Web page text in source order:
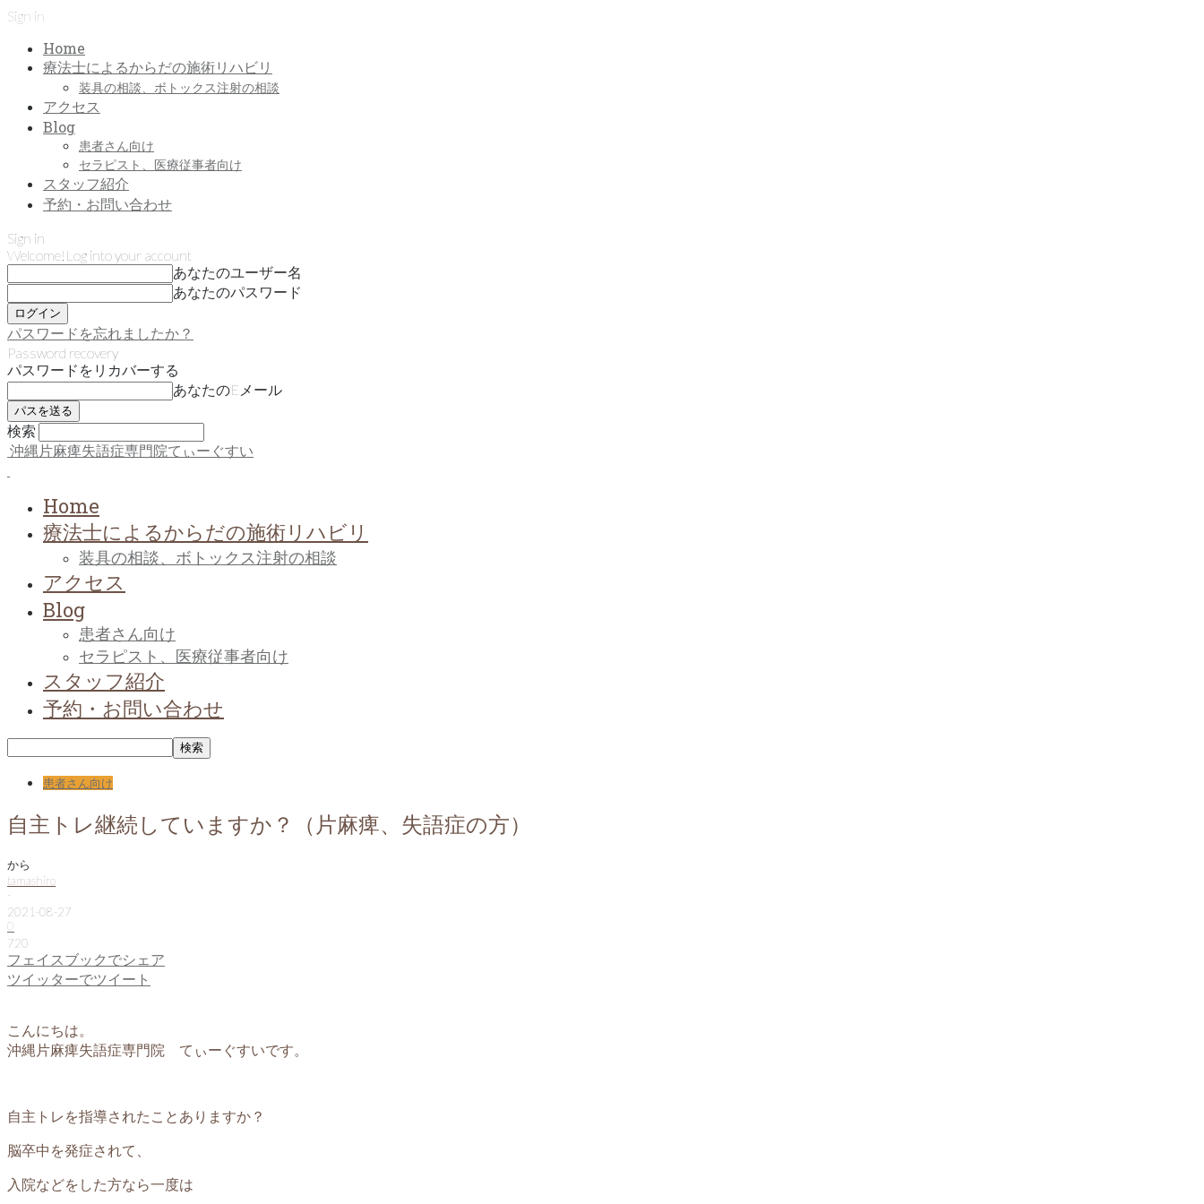
Sign in
Home
療法士によるからだの施術リハビリ
装具の相談、ボトックス注射の相談
アクセス
Blog
患者さん向け
セラピスト、医療従事者向け
スタッフ紹介
予約・お問い合わせ
Sign in
Welcome! Log into your account
あなたのユーザー名
あなたのパスワード
パスワードを忘れましたか？
Password recovery
パスワードをリカバーする
あなたのEメール
検索
沖縄片麻痺失語症専門院てぃーぐすい
Home
療法士によるからだの施術リハビリ
装具の相談、ボトックス注射の相談
アクセス
Blog
患者さん向け
セラピスト、医療従事者向け
スタッフ紹介
予約・お問い合わせ
患者さん向け
自主トレ継続していますか？（片麻痺、失語症の方）
から
tamashiro
-
2021-08-27
0
720
フェイスブックでシェア
ツイッターでツイート
こんにちは。
沖縄片麻痺失語症専門院 てぃーぐすいです。
自主トレを指導されたことありますか？
脳卒中を発症されて、
入院などをした方なら一度は